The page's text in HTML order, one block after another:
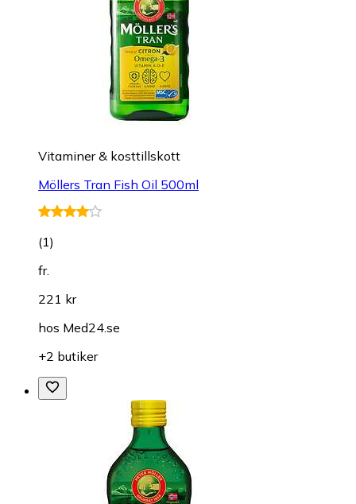
Vitaminer & kosttillskott
Möllers Tran Fish Oil 500ml
(1)
fr.
221 kr
hos Med24.se
+2 butiker